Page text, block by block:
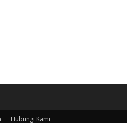
Hubungi Kami